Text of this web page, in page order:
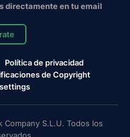
directamente en tu email
Política de privacidad
de Copyright
S.L.U. Todos los